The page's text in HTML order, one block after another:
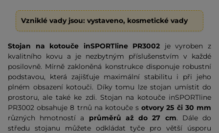
Vzniklé vady jsou: vystaveno, kosmetické vady
Stojan na kotouče inSPORTline PR3002 je vyroben z
kvalitního kovu a je nezbytným příslušenstvím v každé
posilovně. Mírně zakloněná konstrukce disponuje robustní
podstavou, která zajišťuje maximální stabilitu i při jeho
plném obsazení kotouči. Díky tomu lze stojan umístit do
prostoru, ale také ke zdi. Stojan na kotouče inSPORTline
PR3002 obsahuje 8 trnů na kotouče sotvory 25 či 30 mm
různých hmotností a průměrů až do 27 cm. Dále do
středu stojanu můžete odkládat tyče pro větší úsporu